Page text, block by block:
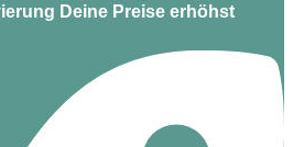
Deine Preise erhöhst